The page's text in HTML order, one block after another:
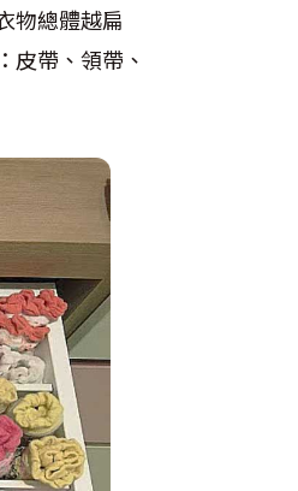
物總體越扁
皮帶、領帶、